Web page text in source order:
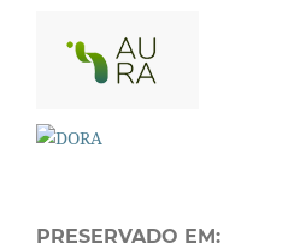
PRESERVADO EM: